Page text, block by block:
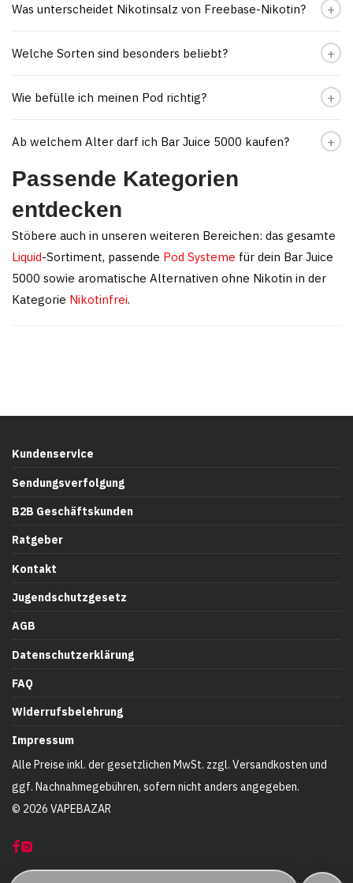
Was unterscheidet Nikotinsalz von Freebase-Nikotin?
Welche Sorten sind besonders beliebt?
Wie befülle ich meinen Pod richtig?
Ab welchem Alter darf ich Bar Juice 5000 kaufen?
Passende Kategorien
entdecken
Stöbere auch in unseren weiteren Bereichen: das gesamte
Liquid-Sortiment, passende Pod Systeme für dein Bar Juice
5000 sowie aromatische Alternativen ohne Nikotin in der
Kategorie Nikotinfrei.
Kundenservice
Sendungsverfolgung
B2B Geschäftskunden
Ratgeber
Kontakt
Jugendschutzgesetz
AGB
Datenschutzerklärung
FAQ
Widerrufsbelehrung
Impressum
© 2026 VAPEBAZAR
Alle Preise inkl. der gesetzlichen MwSt. zzgl. Versandkosten und
ggf. Nachnahmegebühren, sofern nicht anders angegeben.